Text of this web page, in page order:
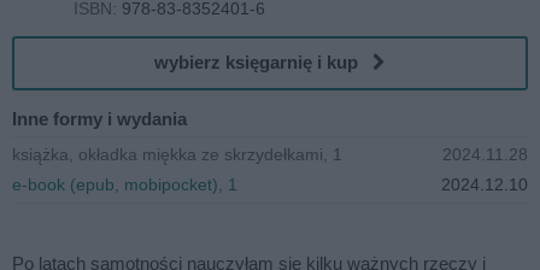
ISBN: 978-83-8352401-6
wybierz księgarnię i kup
Inne formy i wydania
książka, okładka miękka ze skrzydełkami, 1
2024.11.28
e-book (epub, mobipocket), 1
2024.12.10
Po latach samotności nauczyłam się kilku ważnych rzeczy i